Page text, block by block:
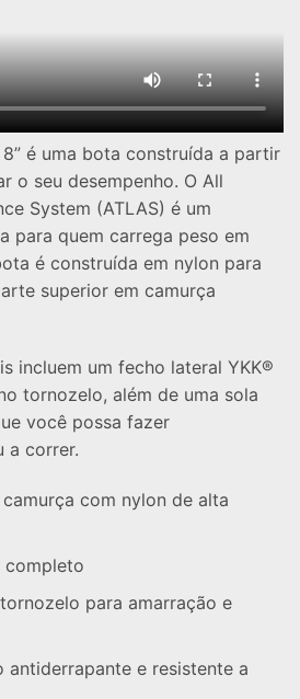
8” é uma bota construída a partir
o seu desempenho. O All
System (ATLAS) é um
para quem carrega peso em
é construída em nylon para
superior em camurça
incluem um fecho lateral YKK®
tornozelo, além de uma sola
você possa fazer
a correr.
com nylon de alta
completo
para amarração e
antiderrapante e resistente a